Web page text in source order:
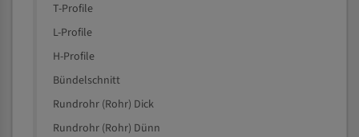
T-Profile
L-Profile
H-Profile
Bündelschnitt
Rundrohr (Rohr) Dick
Rundrohr (Rohr) Dünn